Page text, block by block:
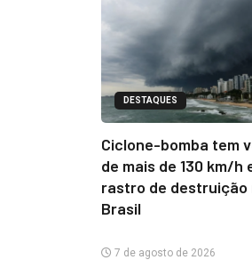
DESTAQUES
Ciclone-bomba tem
de mais de 130 km/h
rastro de destruição
Brasil
7 de agosto de 2026